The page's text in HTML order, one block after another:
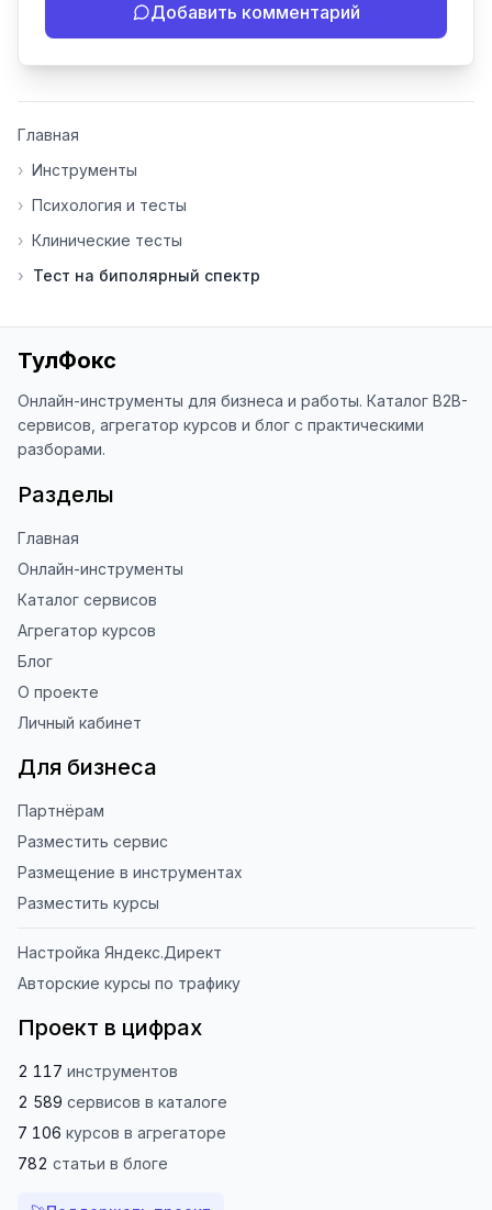
некорректно
инструменты нуждаются в доработке.
основе вашей обратной связи.
благодарен за отзыв о сайте в
наши инструменты!
Благодарю за доверие и
использование ToolFox! 🚀
Добавить комментарий
Главная
› Инструменты
› Психология и тесты
› Клинические тесты
› Тест на биполярный спектр
ТулФокс
Онлайн-инструменты для бизнеса и работы. Каталог B2B-
сервисов, агрегатор курсов и блог с практическими
разборами.
Разделы
Главная
Онлайн-инструменты
Каталог сервисов
Агрегатор курсов
Блог
О проекте
Личный кабинет
Для бизнеса
Партнёрам
Разместить сервис
Размещение в инструментах
Разместить курсы
Настройка Яндекс.Директ
Авторские курсы по трафику
Проект в цифрах
2 117 инструментов
2 589 сервисов в каталоге
7 106 курсов в агрегаторе
782 статьи в блоге